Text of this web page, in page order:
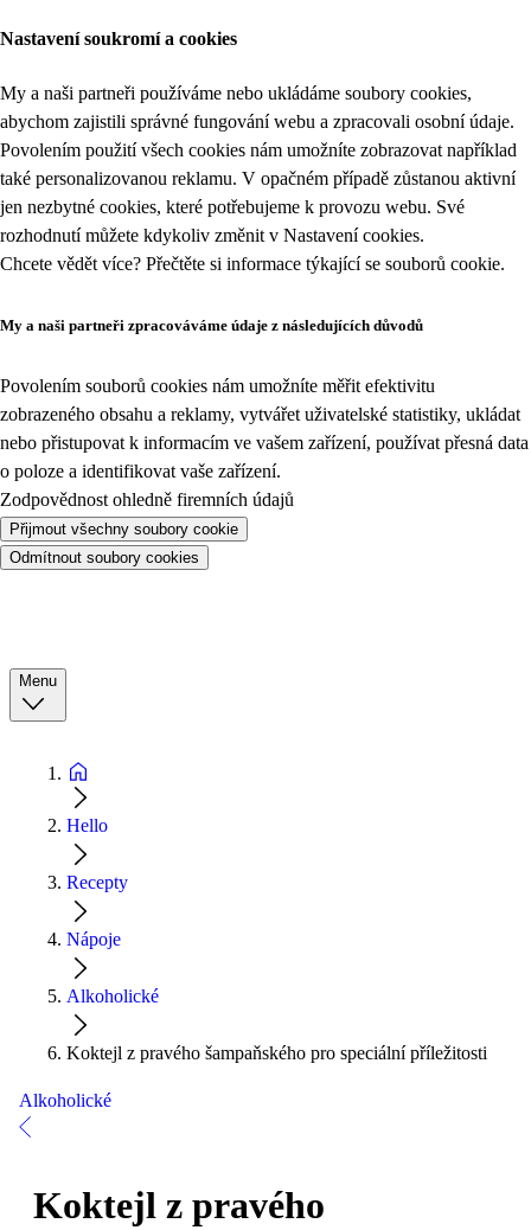
Nastavení soukromí a cookies
My a naši partneři používáme nebo ukládáme soubory cookies,
abychom zajistili správné fungování webu a zpracovali osobní údaje.
Povolením použití všech cookies nám umožníte zobrazovat například
také personalizovanou reklamu. V opačném případě zůstanou aktivní
jen nezbytné cookies, které potřebujeme k provozu webu. Své
rozhodnutí můžete kdykoliv změnit v Nastavení cookies.
Chcete vědět více? Přečtěte si informace týkající se souborů cookie.
My a naši partneři zpracováváme údaje z následujících důvodů
Povolením souborů cookies nám umožníte měřit efektivitu
zobrazeného obsahu a reklamy, vytvářet uživatelské statistiky, ukládat
nebo přistupovat k informacím ve vašem zařízení, používat přesná data
o poloze a identifikovat vaše zařízení.
Zodpovědnost ohledně firemních údajů
Přijmout všechny soubory cookie
Odmítnout soubory cookies
Menu
Hello
Recepty
Nápoje
Alkoholické
Koktejl z pravého šampaňského pro speciální příležitosti
Alkoholické
Koktejl z pravého